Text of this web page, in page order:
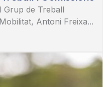
Grup de Treball
Antoni Freixa...